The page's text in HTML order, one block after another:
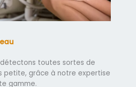
toutes sortes de
petite, grâce à notre expertise
gamme.